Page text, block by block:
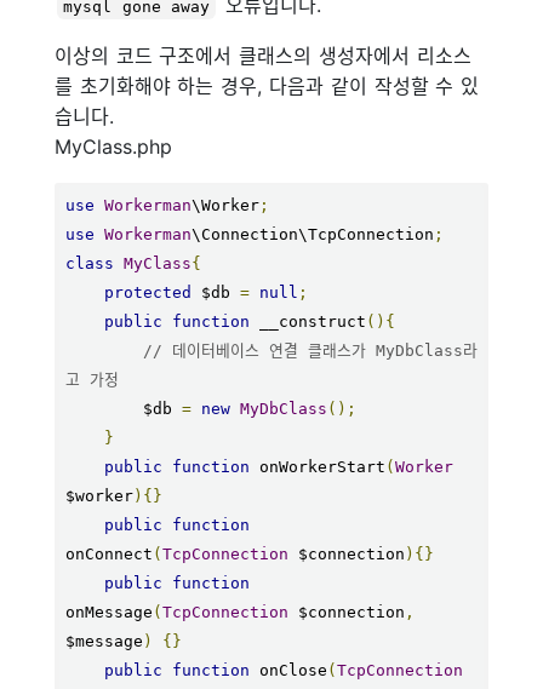
mysql gone away 오류입니다.
이상의 코드 구조에서 클래스의 생성자에서 리소스
를 초기화해야 하는 경우, 다음과 같이 작성할 수 있
습니다.
MyClass.php
use Workerman\Worker;
use Workerman\Connection\TcpConnection ;
class MyClass{
protected
$db = null ;
public
function __construct (){
// 데이터베이스 연결 클래스가 MyDbClass라
고 가정
        $db
= new MyDbClass ();
}
public
function onWorkerStart ( Worker
$worker){}
public
function
onConnect ( TcpConnection $connection ){}
public
function
onMessage ( TcpConnection $connection ,
$message )
{}
public
function onClose ( TcpConnection